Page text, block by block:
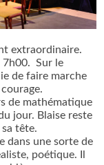
extraordinaire.
7h00. Sur le
de faire marche
de mathématique
jour. Blaise reste
sa tête.
dans une sorte de
poétique. Il